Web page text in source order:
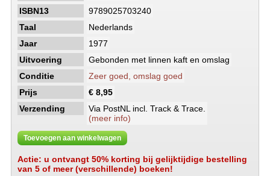
ISBN13
9789025703240
Taal
Nederlands
Jaar
1977
Uitvoering
Gebonden met linnen kaft en omslag
Conditie
Zeer goed, omslag goed
Prijs
€ 8,95
Verzending
Via PostNL incl. Track & Trace.
(meer info)
Toevoegen aan winkelwagen
Actie: u ontvangt 50% korting bij gelijktijdige bestelling
van 5 of meer (verschillende) boeken!